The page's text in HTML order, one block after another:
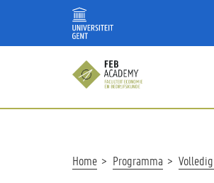
naar
Kruimelpad
Home Programma